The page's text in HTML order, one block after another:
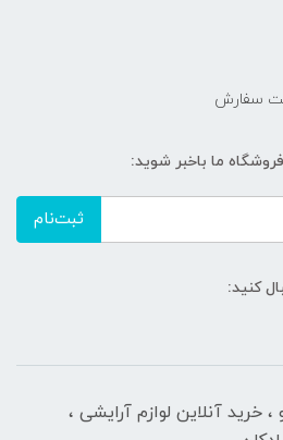
سفارش
ما باخبر شوید:
ثبت‌نام
کنید:
خرید آنلاین لوازم آرایشی ،